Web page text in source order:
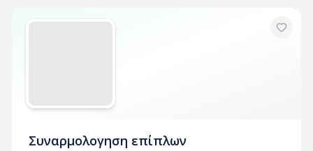
Συναρμολογηση επίπλων